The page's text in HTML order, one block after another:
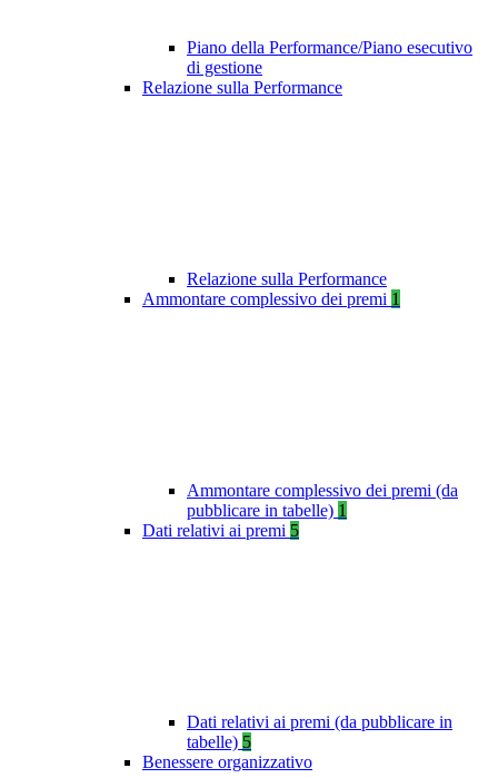
Piano della Performance/Piano esecutivo
di gestione
Relazione sulla Performance
Relazione sulla Performance
Ammontare complessivo dei premi 1
Ammontare complessivo dei premi (da
pubblicare in tabelle) 1
Dati relativi ai premi 5
Dati relativi ai premi (da pubblicare in
tabelle) 5
Benessere organizzativo